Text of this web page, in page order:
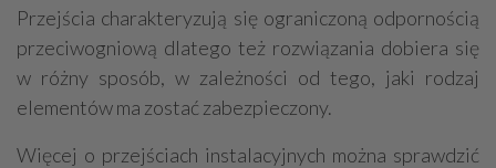
Przejścia charakteryzują się ograniczoną odpornością
przeciwogniową dlatego też rozwiązania dobiera się
w różny sposób, w zależności od tego, jaki rodzaj
elementów ma zostać zabezpieczony.
Więcej o przejściach instalacyjnych można sprawdzić